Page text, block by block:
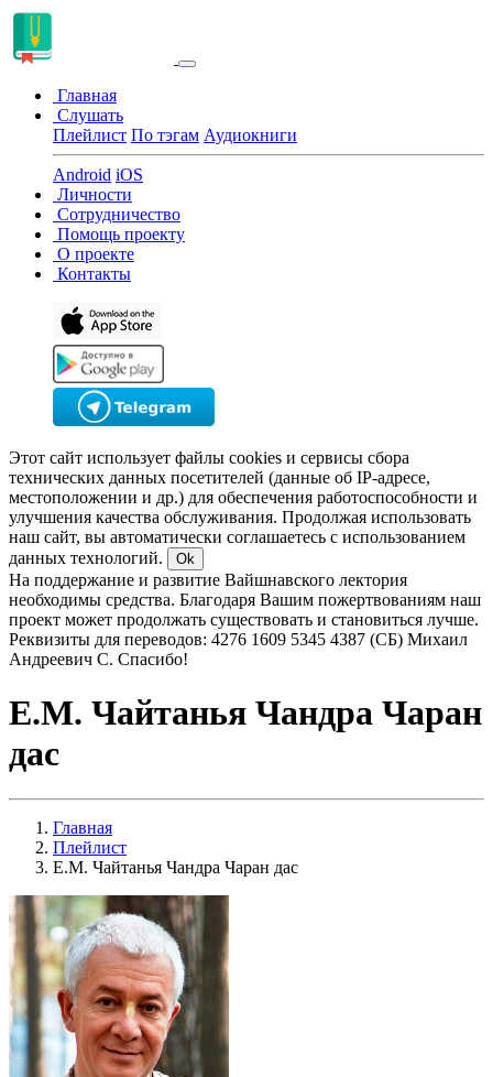
Главная
Слушать
Плейлист По тэгам Аудиокниги
Android iOS
Личности
Сотрудничество
Помощь проекту
О проекте
Контакты
Этот сайт использует файлы cookies и сервисы сбора
технических данных посетителей (данные об IP-адресе,
местоположении и др.) для обеспечения работоспособности и
улучшения качества обслуживания. Продолжая использовать
наш сайт, вы автоматически соглашаетесь с использованием
данных технологий.
Ok
На поддержание и развитие Вайшнавского лектория
необходимы средства. Благодаря Вашим пожертвованиям наш
проект может продолжать существовать и становиться лучше.
Реквизиты для переводов: 4276 1609 5345 4387 (СБ) Михаил
Андреевич С. Спасибо!
Е.М. Чайтанья Чандра Чаран
дас
Главная
Плейлист
Е.М. Чайтанья Чандра Чаран дас